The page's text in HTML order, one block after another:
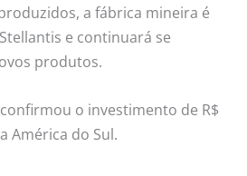
a fábrica mineira é
e continuará se
produtos.
o investimento de R$
América do Sul.